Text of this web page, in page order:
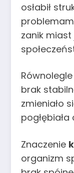
osłabił
zanik
brak
zmieniało
Znaczenie
organizm